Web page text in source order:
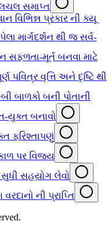
સમાપ્ત
વિભિન્ન પ્રકાર ની ક્યૂ
માર્ગદર્શન થી જ સર્વ-
સફળતા-મૂર્ત બનવા માટે
પવિત્ર વૃત્તિ અને દૃષ્ટિ થી
બાળકો બની પોતાની
યુક્ત બનાવો
ફરિશ્તાપણું
પર વિજય
સહયોગ લેવો
ની પ્રાપ્તિ